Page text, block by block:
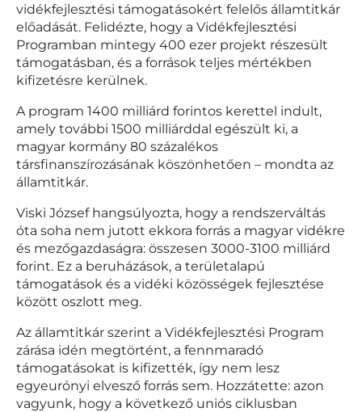
vidékfejlesztési támogatásokért felelős államtitkár
előadását. Felidézte, hogy a Vidékfejlesztési
Programban mintegy 400 ezer projekt részesült
támogatásban, és a források teljes mértékben
kifizetésre kerülnek.
A program 1400 milliárd forintos kerettel indult,
amely további 1500 milliárddal egészült ki, a
magyar kormány 80 százalékos
társfinanszírozásának köszönhetően – mondta az
államtitkár.
Viski József hangsúlyozta, hogy a rendszerváltás
óta soha nem jutott ekkora forrás a magyar vidékre
és mezőgazdaságra: összesen 3000-3100 milliárd
forint. Ez a beruházások, a területalapú
támogatások és a vidéki közösségek fejlesztése
között oszlott meg.
Az államtitkár szerint a Vidékfejlesztési Program
zárása idén megtörtént, a fennmaradó
támogatásokat is kifizették, így nem lesz
egyeurónyi elvesző forrás sem. Hozzátette: azon
vagyunk, hogy a következő uniós ciklusban